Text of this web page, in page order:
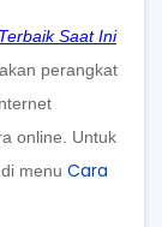
Saat Ini
perangkat
online. Untuk
menu Cara